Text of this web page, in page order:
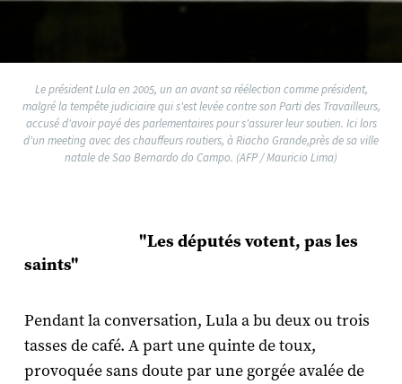
Le président Lula en 2005, un an avant sa réélection comme président,
malgré la tempête judiciaire qui s'est levée contre son Parti des Travailleurs,
accusé d'avoir payé des parlementaires pour s'assurer leur soutien. Ici lors
d'un meeting avec des chauffeurs routiers, à Riacho Grande,près de sa ville
natale de Sao Bernardo do Campo. (AFP / Mauricio Lima)
"Les députés votent, pas les
saints"
Pendant la conversation, Lula a bu deux ou trois
tasses de café. A part une quinte de toux,
provoquée sans doute par une gorgée avalée de